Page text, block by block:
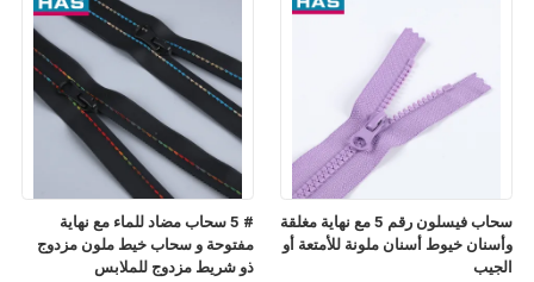
# 5 سحاب مضاد للماء مع نهاية
مفتوحة و سحاب خيط ملون مزدوج
ذو شريط مزدوج للملابس
سحاب فيسلون رقم 5 مع نهاية مغلقة
وأسنان خيوط أسنان ملونة للأمتعة أو
الجيب